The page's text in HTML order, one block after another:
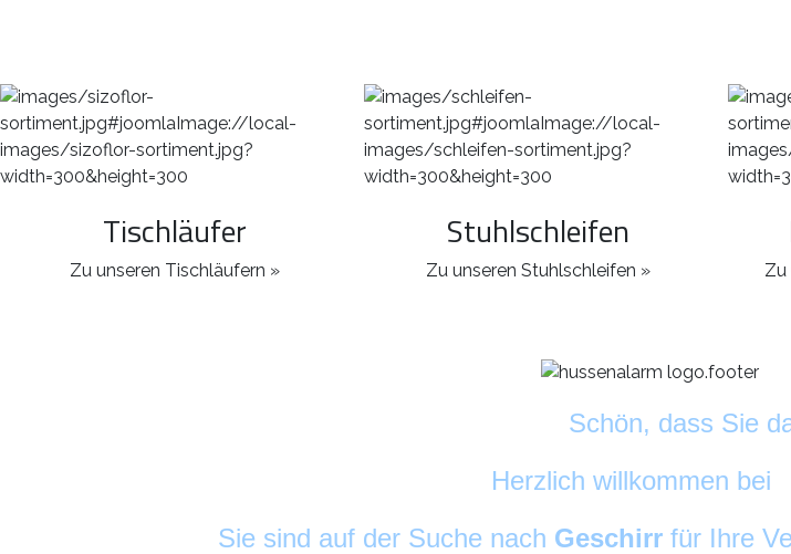
Tischläufer
Zu unseren Tischläufern »
Stuhlschleifen
Zu unseren Stuhlschleifen » Zu
Schön, dass Sie
Herzlich willkommen bei
Sie sind auf der Suche nach Geschirr für Ihre